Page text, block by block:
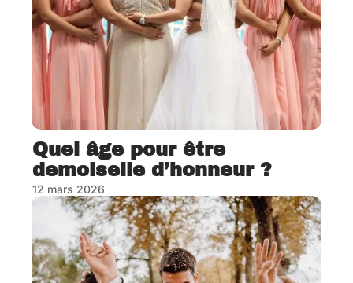
Quel âge pour être
demoiselle d’honneur ?
12 mars 2026